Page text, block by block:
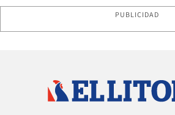
PUBLICIDAD